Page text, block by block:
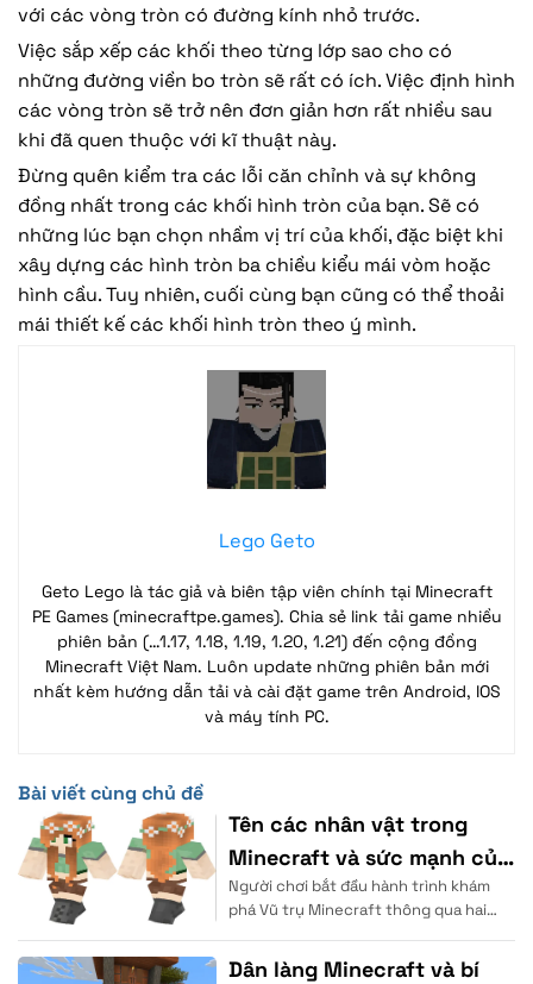
với các vòng tròn có đường kính nhỏ trước.
Việc sắp xếp các khối theo từng lớp sao cho có
những đường viền bo tròn sẽ rất có ích. Việc định hình
các vòng tròn sẽ trở nên đơn giản hơn rất nhiều sau
khi đã quen thuộc với kĩ thuật này.
Đừng quên kiểm tra các lỗi căn chỉnh và sự không
đồng nhất trong các khối hình tròn của bạn. Sẽ có
những lúc bạn chọn nhầm vị trí của khối, đặc biệt khi
xây dựng các hình tròn ba chiều kiểu mái vòm hoặc
hình cầu. Tuy nhiên, cuối cùng bạn cũng có thể thoải
mái thiết kế các khối hình tròn theo ý mình.
Lego Geto
Geto Lego là tác giả và biên tập viên chính tại Minecraft
PE Games (minecraftpe.games). Chia sẻ link tải game nhiều
phiên bản (…1.17, 1.18, 1.19, 1.20, 1.21) đến cộng đồng
Minecraft Việt Nam. Luôn update những phiên bản mới
nhất kèm hướng dẫn tải và cài đặt game trên Android, IOS
và máy tính PC.
Bài viết cùng chủ đề
Tên các nhân vật trong
Minecraft và sức mạnh của
chúng
Người chơi bắt đầu hành trình khám
phá Vũ trụ Minecraft thông qua hai
thống
Dân làng Minecraft và bí